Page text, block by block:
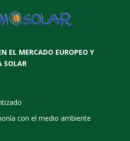
EL MERCADO EUROPEO Y
SOLAR
con el medio ambiente